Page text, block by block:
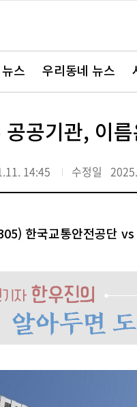
스 우리동네 뉴스
공기관, 이
14:45 수정일
한국교통안전공단